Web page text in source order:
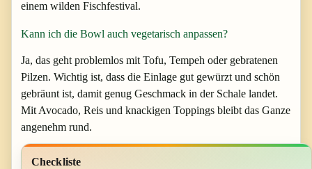
einem wilden Fischfestival.
Kann ich die Bowl auch vegetarisch anpassen?
Ja, das geht problemlos mit Tofu, Tempeh oder gebratenen
Pilzen. Wichtig ist, dass die Einlage gut gewürzt und schön
gebräunt ist, damit genug Geschmack in der Schale landet.
Mit Avocado, Reis und knackigen Toppings bleibt das Ganze
angenehm rund.
Checkliste